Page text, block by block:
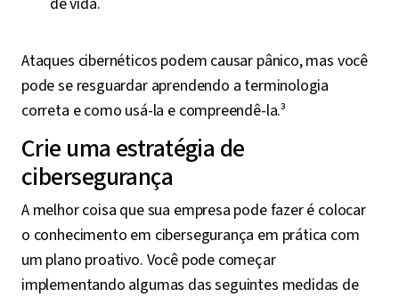
Ataques cibernéticos podem causar pânico, mas você
pode se resguardar aprendendo a terminologia
correta e como usá-la e compreendê-la.³
Crie uma estratégia de
cibersegurança
A melhor coisa que sua empresa pode fazer é colocar
o conhecimento em cibersegurança em prática com
um plano proativo. Você pode começar
implementando algumas das seguintes medidas de